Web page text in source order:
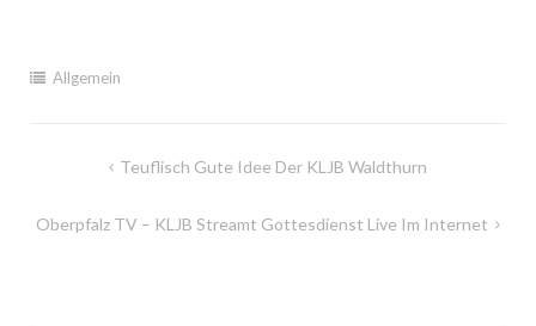
Allgemein
Beitragsnavigation
Teuflisch Gute Idee Der KLJB Waldthurn
Oberpfalz TV – KLJB Streamt Gottesdienst Live Im Internet